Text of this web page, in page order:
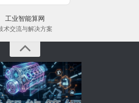
工业智能算网
术交流与解决方案